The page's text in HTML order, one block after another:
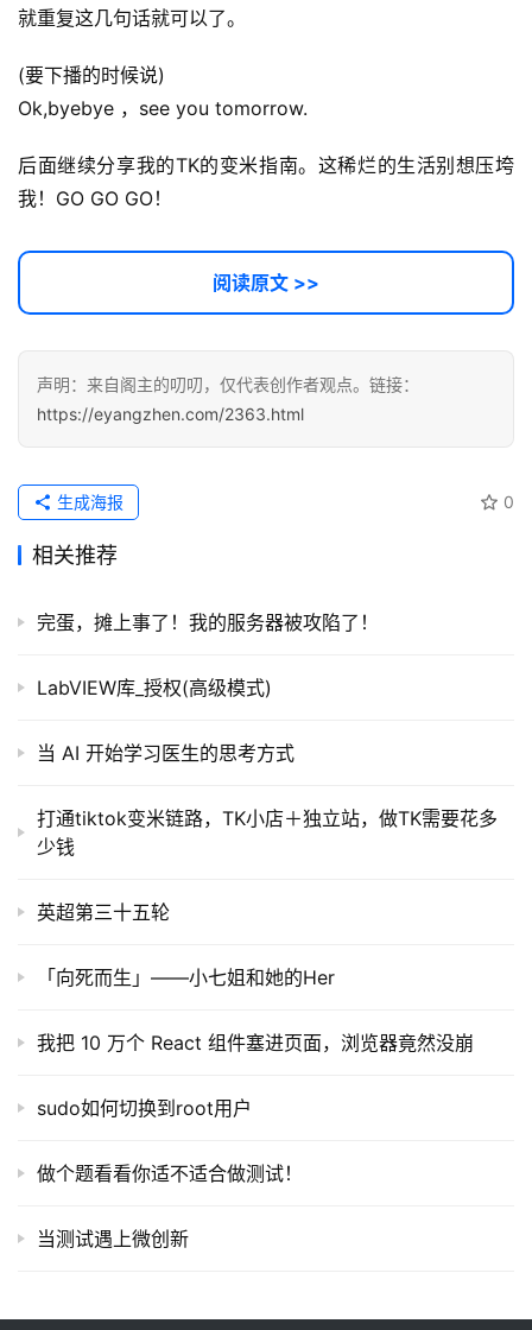
用
链
就重复这几句话就可以了。
(要下播的时候说)
Ok,byebye ，see you tomorrow.
后面继续分享我的TK的变米指南。这稀烂的生活别想压垮
我！GO GO GO！
阅读原文 >>
声明：来自阁主的叨叨，仅代表创作者观点。链接：
https://eyangzhen.com/2363.html
0
生成海报
相关推荐
完蛋，摊上事了！我的服务器被攻陷了！
LabVIEW库_授权(高级模式)
当 AI 开始学习医生的思考方式
打通tiktok变米链路，TK小店＋独立站，做TK需要花多
少钱
英超第三十五轮
「向死而生」——小七姐和她的Her
我把 10 万个 React 组件塞进页面，浏览器竟然没崩
sudo如何切换到root用户
做个题看看你适不适合做测试！
当测试遇上微创新